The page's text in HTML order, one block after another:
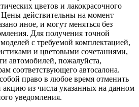
цветов и лакокрасочного
действительны на момент
иное, и могут меняться без
Для получения точной
с требуемой комплектацией,
и цветовыми сочетаниями,
автомобилей, пожалуйста,
соответствующего автосалона.
право в любое время отменить
из числа указанных на данном
уведомления.